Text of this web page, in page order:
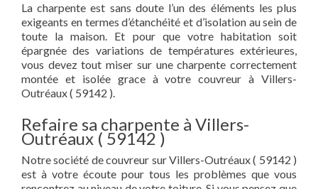
La charpente est sans doute l’un des éléments les plus
exigeants en termes d’étanchéité et d’isolation au sein de
toute la maison. Et pour que votre habitation soit
épargnée des variations de températures extérieures,
vous devez tout miser sur une charpente correctement
montée et isolée grace à votre couvreur à Villers-
Outréaux ( 59142 ).
Refaire sa charpente à Villers-
Outréaux ( 59142 )
Notre société de couvreur sur Villers-Outréaux ( 59142 )
est à votre écoute pour tous les problèmes que vous